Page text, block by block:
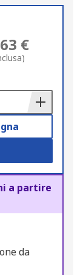
€
a partire
da